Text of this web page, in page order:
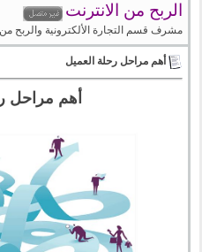
الربح من الانترنت
مشرف قسم التجارة الألكترونية والربح من
أهم مراحل رحلة العميل
أهم مراحل